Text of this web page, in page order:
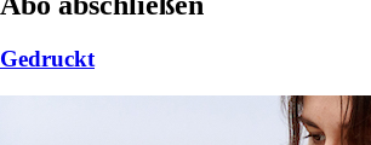
Gedruckt